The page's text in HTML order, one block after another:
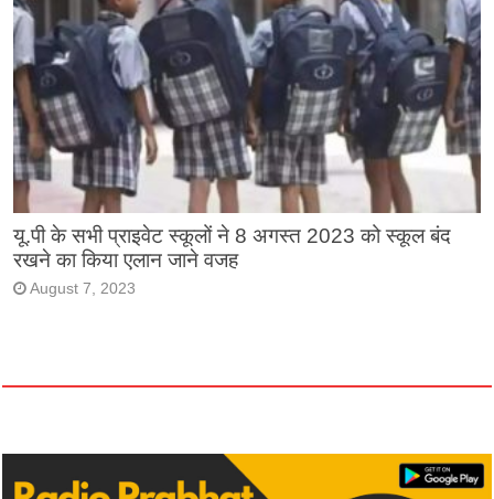
यू.पी के सभी प्राइवेट स्कूलों ने 8 अगस्त 2023 को स्कूल बंद
रखने का किया एलान जाने वजह
August 7, 2023